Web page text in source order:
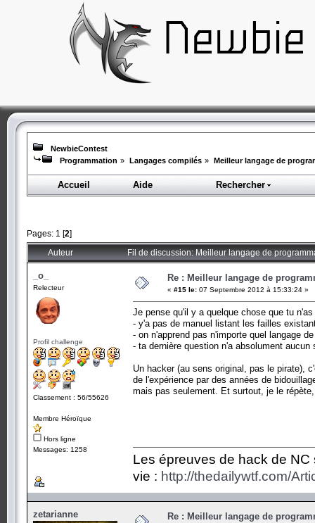
NewbieContest
Programmation » Langages compilés » Meilleur langage de
Accueil Aide Rechercher
Pages: 1 [2]
Auteur Fil de discussion: Meilleur langage de
_o_
Relecteur
Profil challenge
Classement : 56/55626
Membre Héroïque
Hors ligne
Messages: 1258
Re : Meilleur langage de
« #15 le: 07 Septembre 2012 à 15:33:24 »
Je pense qu'il y a quelque chose que tu
- y'a pas de manuel listant les failles
- on n'apprend pas n'importe quel langage
- ta dernière question n'a absolument aucun
Un hacker (au sens original, pas le pirate),
de l'expérience par des années de
mais pas seulement. Et surtout, je le
Les épreuves de hack de
vie : http://thedailywtf.com/
zetarianne Re : Meilleur langage de